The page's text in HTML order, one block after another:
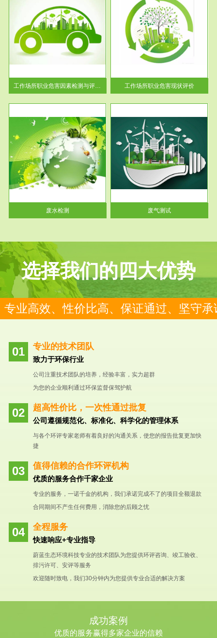
工作场所职业危害因素检测与评价...
服务范围
工作场所职业危害现状评价
【现状评价意义】：具体因素---
-通过质谱分析等多种手段明确
工作场...
工作场所职业危害现状评价
废水检测
服务范围
废气测试
检测范围工业废气检测包括有机
废气和无机废气。有机废气主要
包括...
废气测试
选择我们的四大优势
专业高效、性价比高、保证通过、坚守承
专业的技术团队
致力于环保行业
公司注重技术团队的培养，经验丰富，实力超群
为您的企业顺利通过环保监督保驾护航
超高性价比，一次性通过批复
公司遵循规范化、标准化、科学化的管理体系
与各个环评专家老师有着良好的沟通关系，使您的报告批复更加快
捷
值得信赖的合作环评机构
优质的服务合作千家企业
专业的服务，一诺千金的机构，我们承诺完成不了的项目全额退款
合同期间不产生任何费用，消除您的后顾之忧
全程服务
快速响应+专业指导
蔚蓝生态环境科技专业的技术团队为您提供环评咨询、竣工验收、
排污许可、安评等服务
欢迎随时致电，我们30分钟内为您提供专业合适的解决方案
成功案例
优质的服务赢得多家企业的信赖